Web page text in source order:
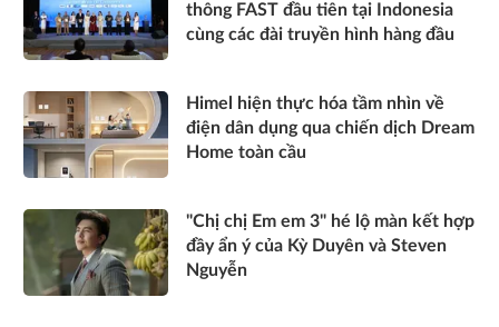
thông FAST đầu tiên tại Indonesia
cùng các đài truyền hình hàng đầu
Himel hiện thực hóa tầm nhìn về
điện dân dụng qua chiến dịch Dream
Home toàn cầu
"Chị chị Em em 3" hé lộ màn kết hợp
đầy ẩn ý của Kỳ Duyên và Steven
Nguyễn